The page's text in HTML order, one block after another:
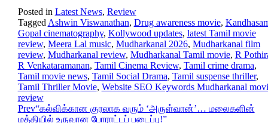
Posted in Latest News, Review
Tagged Ashwin Viswanathan, Drug awareness movie,
Gopal cinematography, Kollywood updates, latest Tamil movie
review, Meera Lal music, Mudharkanal 2026, Mudharkanal film
review, Mudharkanal review, Mudharkanal Tamil movie, R
R Venkataramanan, Tamil Cinema Review, Tamil crime drama,
Tamil movie news, Tamil Social Drama, Tamil suspense thriller,
Tamil Thriller Movie, Website SEO Keywords Mudharkanal
review
Prev“கல்விக்கான குரலாக வரும் ‘அருள்வான்’… மலைகளின்
மத்தியில் உருவான போராட்டப் படைப்பு!”